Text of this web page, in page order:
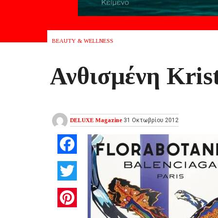
BEAUTY & WELLNESS
Ανθισμένη
DELUXE Magazine 31 Οκτωβρίου 2012
Facebook
Twitter
Pinterest